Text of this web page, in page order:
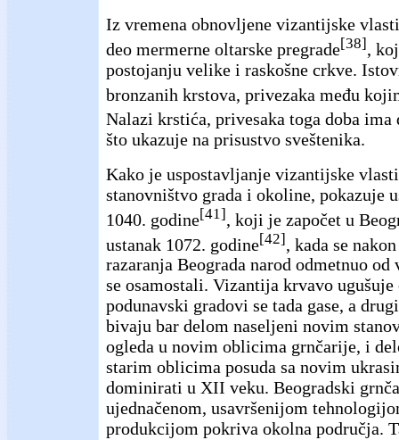
Iz vremena obnovljene vizantijske
deo mermerne oltarske pregrade[38],
postojanju velike i raskošne crkve.
bronzanih krstova, privezaka među
Nalazi krstića, privesaka toga doba
što ukazuje na prisustvo sveštenika.
Kako je uspostavljanje vizantijske
stanovništvo grada i okoline, pokazuje
1040. godine[41], koji je započet u
ustanak 1072. godine[42] , kada se
razaranja Beograda narod odmetnuo
se osamostali. Vizantija krvavo ugušuje
podunavski gradovi se tada gase, a
bivaju bar delom naseljeni novim
ogleda u novim oblicima grnčarije, i
starim oblicima posuda sa novim
dominirati u XII veku. Beogradski
ujednačenom, usavršenijom
produkcijom pokriva okolna područja.